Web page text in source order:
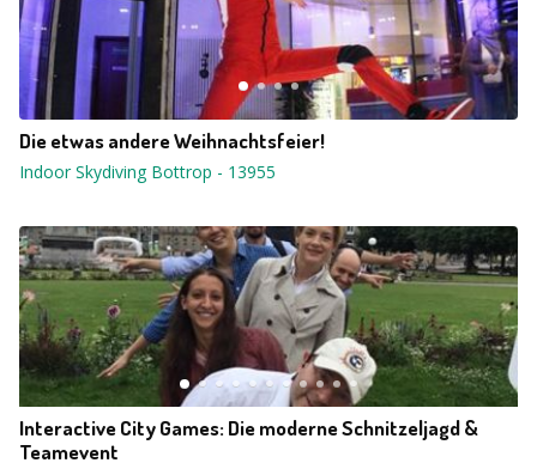
Die etwas andere Weihnachtsfeier!
Indoor Skydiving Bottrop - 13955
Interactive City Games: Die moderne Schnitzeljagd &
Teamevent